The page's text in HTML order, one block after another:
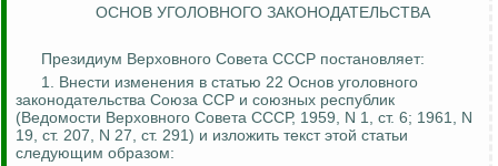
ОСНОВ УГОЛОВНОГО ЗАКОНОДАТЕЛЬСТВА
Президиум Верховного Совета СССР постановляет:
1. Внести изменения в статью 22 Основ уголовного
законодательства Союза ССР и союзных республик
(Ведомости Верховного Совета СССР, 1959, N 1, ст. 6; 1961, N
19, ст. 207, N 27, ст. 291) и изложить текст этой статьи
следующим образом: